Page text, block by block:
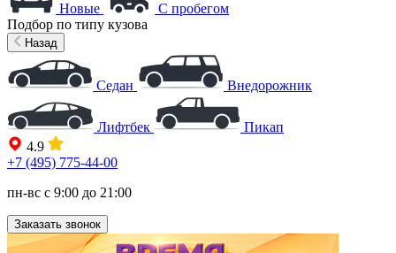
Новые
С пробегом
Подбор по типу кузова
Назад
Седан Внедорожник
Лифтбек
Пикап
4.9
+7 (495) 775-44-00
пн-вс с 9:00 до 21:00
Заказать звонок